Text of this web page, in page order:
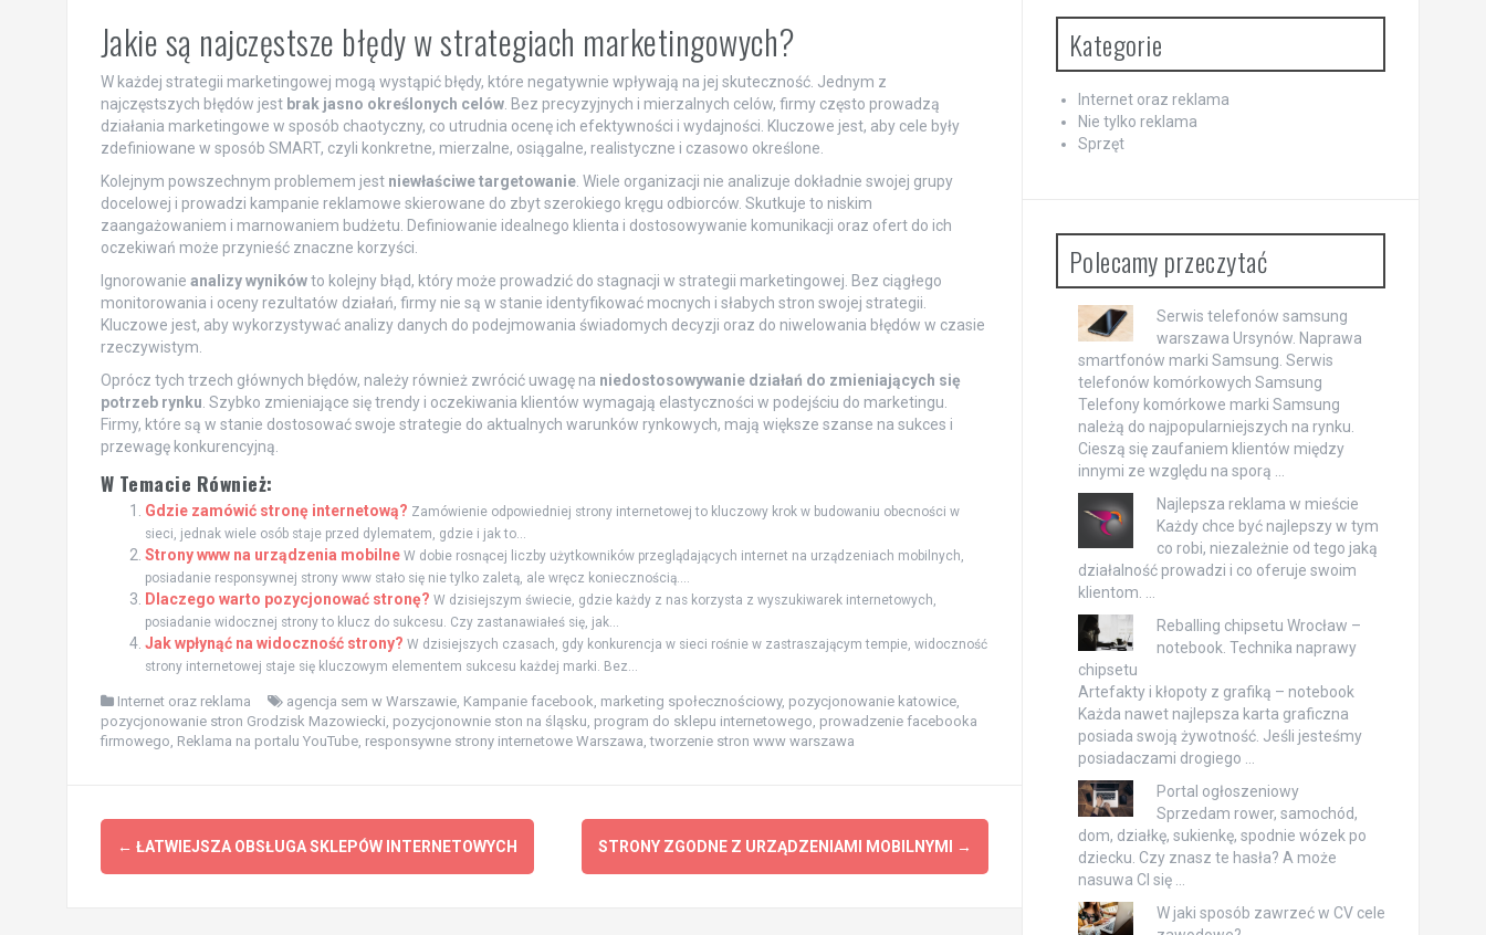
Jakie są najczęstsze błędy w strategiach marketingowych?
W każdej strategii marketingowej mogą wystąpić błędy, które negatywnie wpływają na jej skuteczność. Jednym z
najczęstszych błędów jest brak jasno określonych celów. Bez precyzyjnych i mierzalnych celów, firmy często prowadzą
działania marketingowe w sposób chaotyczny, co utrudnia ocenę ich efektywności i wydajności. Kluczowe jest, aby cele były
zdefiniowane w sposób SMART, czyli konkretne, mierzalne, osiągalne, realistyczne i czasowo określone.
Kolejnym powszechnym problemem jest niewłaściwe targetowanie. Wiele organizacji nie analizuje dokładnie swojej grupy
docelowej i prowadzi kampanie reklamowe skierowane do zbyt szerokiego kręgu odbiorców. Skutkuje to niskim
zaangażowaniem i marnowaniem budżetu. Definiowanie idealnego klienta i dostosowywanie komunikacji oraz ofert do ich
oczekiwań może przynieść znaczne korzyści.
Ignorowanie analizy wynikówto kolejny błąd, który może prowadzić do stagnacji w strategii marketingowej. Bez ciągłego
monitorowania i oceny rezultatów działań, firmy nie są w stanie identyfikować mocnych i słabych stron swojej strategii.
Kluczowe jest, aby wykorzystywać analizy danych do podejmowania świadomych decyzji oraz do niwelowania błędów w czasie
rzeczywistym.
Oprócz tych trzech głównych błędów, należy również zwrócić uwagę na niedostosowywanie działań do zmieniających się
potrzeb rynku . Szybko zmieniające się trendy i oczekiwania klientów wymagają elastyczności w podejściu do marketingu.
Firmy, które są w stanie dostosować swoje strategie do aktualnych warunków rynkowych, mają większe szanse na sukces i
przewagę konkurencyjną.
W Temacie Również:
Gdzie zamówić stronę internetową? Zamówienie odpowiedniej strony internetowej to kluczowy krok w budowaniu obecności w
sieci, jednak wiele osób staje przed dylematem, gdzie i jak to...
Strony www na urządzenia mobilne W dobie rosnącej liczby użytkowników przeglądających internet na urządzeniach mobilnych,
posiadanie responsywnej strony www stało się nie tylko zaletą, ale wręcz koniecznością....
Dlaczego warto pozycjonować stronę? W dzisiejszym świecie, gdzie każdy z nas korzysta z wyszukiwarek internetowych,
posiadanie widocznej strony to klucz do sukcesu. Czy zastanawiałeś się, jak...
Jak wpłynąć na widoczność strony? W dzisiejszych czasach, gdy konkurencja w sieci rośnie w zastraszającym tempie, widoczność
strony internetowej staje się kluczowym elementem sukcesu każdej marki. Bez...
Internet oraz reklama agencja sem w Warszawie, Kampanie facebook marketing społecznościowy, pozycjonowanie katowice,
pozycjonowanie stron Grodzisk Mazowiecki pozycjonownie ston na śląsku program do sklepu internetowego prowadzenie facebooka
firmowego Reklama na portalu YouTube, responsywne strony internetowe Warszawa ,tworzenie stron www warszawa
Zobacz
wpisy
← ŁATWIEJSZA OBSŁUGA SKLEPÓW INTERNETOWYCH STRONY ZGODNE Z URZĄDZENIAMI MOBILNYMI →
Kategorie
Internet oraz reklama
Nie tylko reklama
Sprzęt
Polecamy przeczytać
Serwis telefonów samsung
warszawa Ursynów. Naprawa
smartfonów marki Samsung. Serwis
telefonów komórkowych Samsung
Telefony komórkowe marki Samsung
należą do najpopularniejszych na rynku.
Cieszą się zaufaniem klientów między
innymi ze względu na sporą …
Najlepsza reklama w mieście
Każdy chce być najlepszy w tym
co robi, niezależnie od tego jaką
działalność prowadzi i co oferuje swoim
klientom. …
Reballing chipsetu Wrocław –
notebook. Technika naprawy
chipsetu
Artefakty i kłopoty z grafiką – notebook
Każda nawet najlepsza karta graficzna
posiada swoją żywotność. Jeśli jesteśmy
posiadaczami drogiego …
Portal ogłoszeniowy
Sprzedam rower, samochód,
dom, działkę, sukienkę, spodnie wózek po
dziecku. Czy znasz te hasła? A może
nasuwa CI się …
W jaki sposób zawrzeć w CV cele